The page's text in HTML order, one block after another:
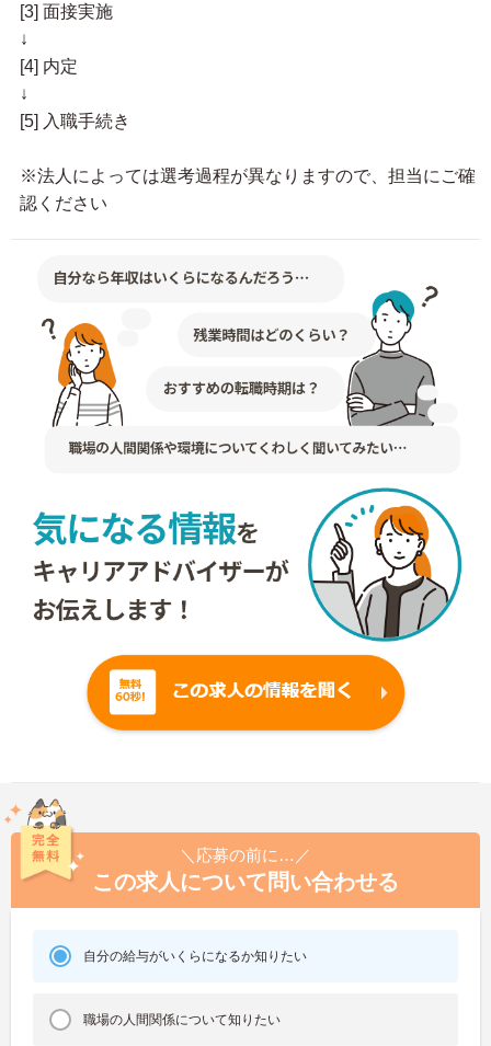
[3] 面接実施
↓
[4] 内定
↓
[5] 入職手続き
※法人によっては選考過程が異なりますので、担当にご確
認ください
＼応募の前に…／
この求人について問い合わせる
自分の給与がいくらになるか知りたい
職場の人間関係について知りたい